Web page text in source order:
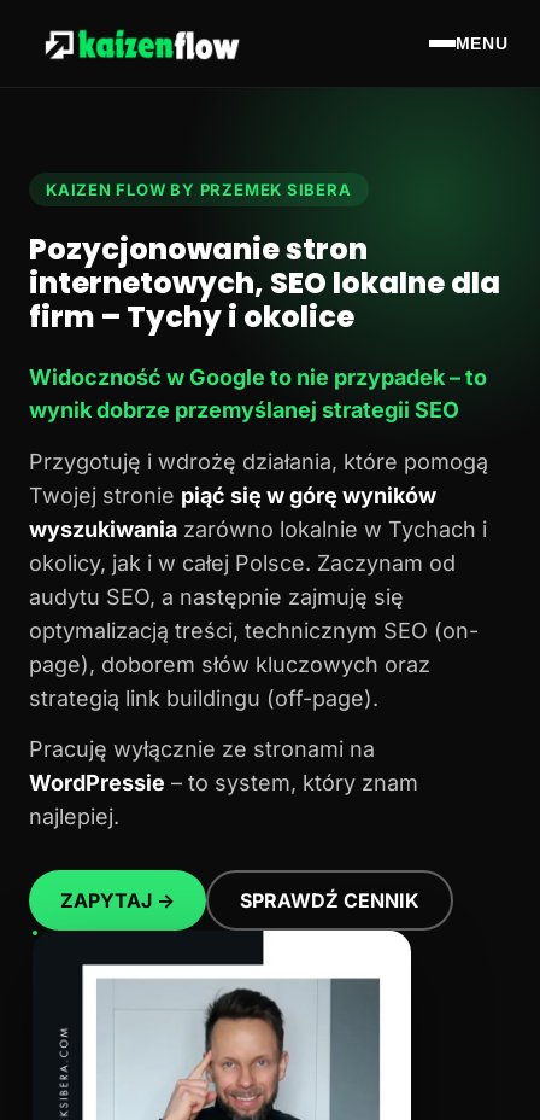
MENU
KAIZEN FLOW BY PRZEMEK SIBERA
Pozycjonowanie stron
internetowych, SEO lokalne dla
firm – Tychy i okolice
Widoczność w Google to nie przypadek – to
wynik dobrze przemyślanej strategii SEO
Przygotuję i wdrożę działania, które pomogą
Twojej stronie piąć się w górę wyników
wyszukiwania zarówno lokalnie w Tychach i
okolicy, jak i w całej Polsce. Zaczynam od
audytu SEO, a następnie zajmuję się
optymalizacją treści, technicznym SEO (on-
page), doborem słów kluczowych oraz
strategią link buildingu (off-page).
Pracuję wyłącznie ze stronami na
WordPressie – to system, który znam
najlepiej.
ZAPYTAJ → SPRAWDŹ CENNIK